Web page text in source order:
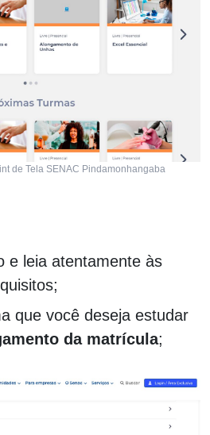
de Tela SENAC Pindamonhangaba
e leia atentamente às
que você deseja estudar
da matrícula;